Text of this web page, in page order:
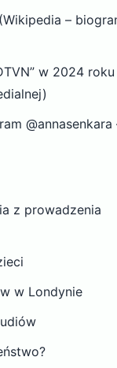
–
w 2024 roku
z prowadzenia
w Londynie